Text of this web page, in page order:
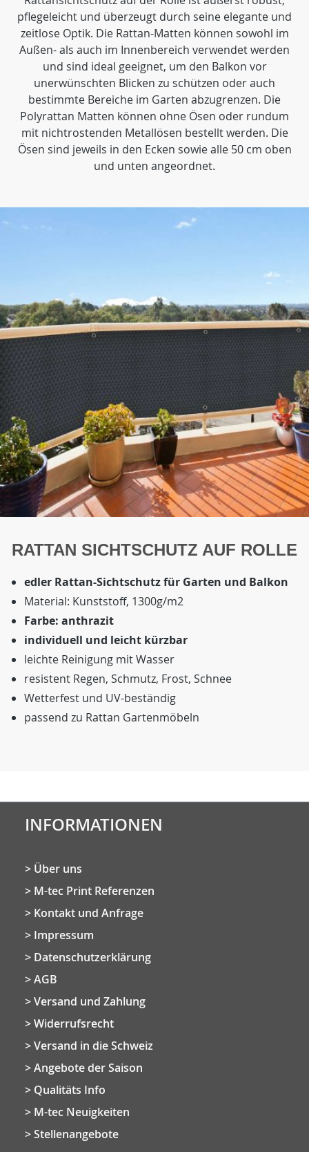
pflegeleicht und überzeugt durch seine elegante und
zeitlose Optik. Die Rattan-Matten können sowohl im
Außen- als auch im Innenbereich verwendet werden
und sind ideal geeignet, um den Balkon vor
unerwünschten Blicken zu schützen oder auch
bestimmte Bereiche im Garten abzugrenzen. Die
Polyrattan Matten können ohne Ösen oder rundum
mit nichtrostenden Metallösen bestellt werden. Die
Ösen sind jeweils in den Ecken sowie alle 50 cm oben
und unten angeordnet.
RATTAN SICHTSCHUTZ AUF ROLLE
edler Rattan-Sichtschutz für Garten und Balkon
Material: Kunststoff, 1300g/m2
Farbe: anthrazit
individuell und leicht kürzbar
leichte Reinigung mit Wasser
resistent Regen, Schmutz, Frost, Schnee
Wetterfest und UV-beständig
passend zu Rattan Gartenmöbeln
INFORMATIONEN
Über uns
M-tec Print Referenzen
Kontakt und Anfrage
Impressum
Datenschutzerklärung
AGB
Versand und Zahlung
Widerrufsrecht
Versand in die Schweiz
Angebote der Saison
Qualitäts Info
M-tec Neuigkeiten
Stellenangebote